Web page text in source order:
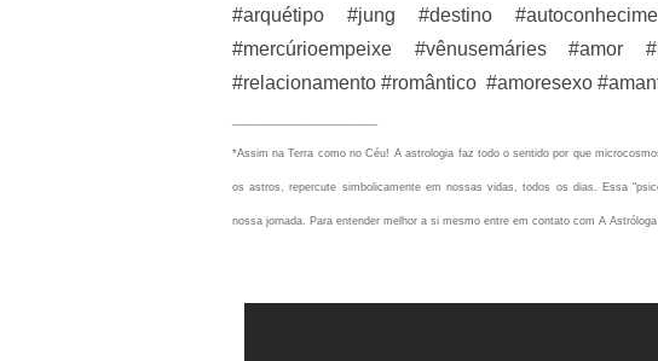
#arquétipo #jung #destino
#mercúrioempeixe #vênusemáries #amor
#relacionamento #romântico #amoresexo
*Assim na Terra como no Céu! A astrologia faz todo o sentido por que
os astros, repercute simbolicamente em nossas vidas, todos os dias. Essa
nossa jornada. Para entender melhor a si mesmo entre em contato com A